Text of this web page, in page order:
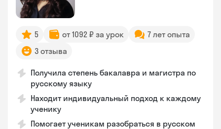
5 от 1092 ₽ за урок
7 лет опыта
3 отзыва
Получила степень бакалавра и магистра по
русскому языку
Находит индивидуальный подход к каждому
ученику
Помогает ученикам разобраться в русском